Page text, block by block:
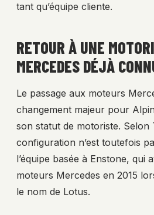
tant qu’équipe cliente.
RETOUR À UNE
MERCEDES DÉJÀ
Le passage aux moteurs
changement majeur pour
son statut de motoriste. Selon
configuration n’est toutefois
l’équipe basée à Enstone, qui
moteurs Mercedes en 2015
le nom de Lotus.